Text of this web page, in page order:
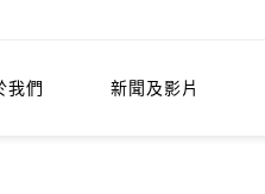
我們 新聞及影片